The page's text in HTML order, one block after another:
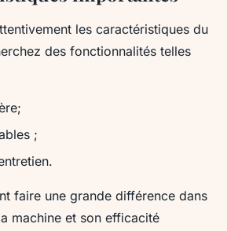
les caractéristiques du
des fonctionnalités telles
;
faire une grande différence dans
machine et son efficacité